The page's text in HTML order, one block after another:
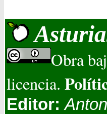
Obra
licencia.
Editor: